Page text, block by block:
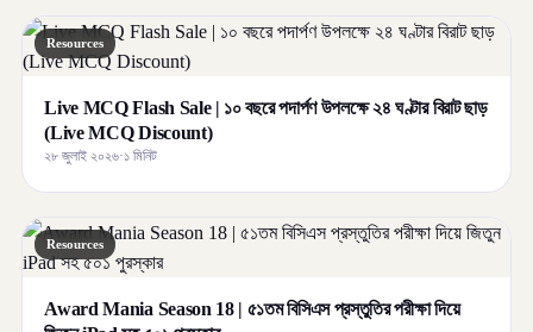
Resources
Live MCQ Flash Sale | ১০ বছরে পদার্পণ উপলক্ষে ২৪ ঘণ্টার বিরাট ছাড়
(Live MCQ Discount)
২৮ জুলাই ২০২৬·১ মিনিট
Resources
Award Mania Season 18 | ৫১তম বিসিএস প্রস্তুতির পরীক্ষা দিয়ে